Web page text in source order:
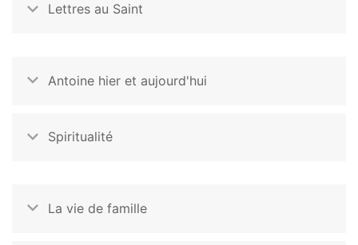
Lettres au Saint
Antoine hier et aujourd'hui
Spiritualité
La vie de famille